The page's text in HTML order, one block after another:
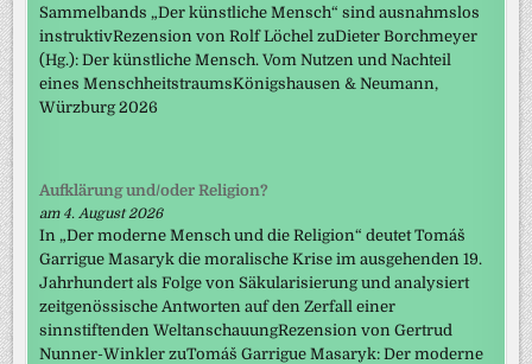
Sammelbands „Der künstliche Mensch“ sind ausnahmslos
instruktivRezension von Rolf Löchel zuDieter Borchmeyer
(Hg.): Der künstliche Mensch. Vom Nutzen und Nachteil
eines MenschheitstraumsKönigshausen & Neumann,
Würzburg 2026
Aufklärung und/oder Religion?
am 4. August 2026
In „Der moderne Mensch und die Religion“ deutet Tomáš
Garrigue Masaryk die moralische Krise im ausgehenden 19.
Jahrhundert als Folge von Säkularisierung und analysiert
zeitgenössische Antworten auf den Zerfall einer
sinnstiftenden WeltanschauungRezension von Gertrud
Nunner-Winkler zuTomáš Garrigue Masaryk: Der moderne